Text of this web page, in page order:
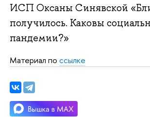
ИСП Оксаны Синявской
получилось. Каковы
пандемии?»
Материал по ссылке